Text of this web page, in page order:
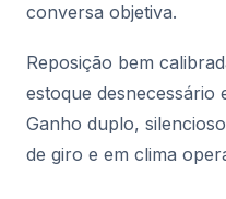
conversa objetiva.
Reposição bem
estoque desnecessário
Ganho duplo,
de giro e em clima